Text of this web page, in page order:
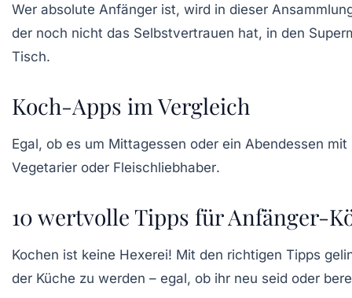
Wer absolute Anfänger ist, wird in dieser
der noch nicht das Selbstvertrauen hat, in den
Tisch.
Koch-Apps im Vergleich
Egal, ob es um Mittagessen oder ein Abendessen mit
Vegetarier oder Fleischliebhaber.
10 wertvolle Tipps für Anfänger-
Kochen ist keine Hexerei! Mit den richtigen Tipps
der Küche zu werden – egal, ob ihr neu seid oder